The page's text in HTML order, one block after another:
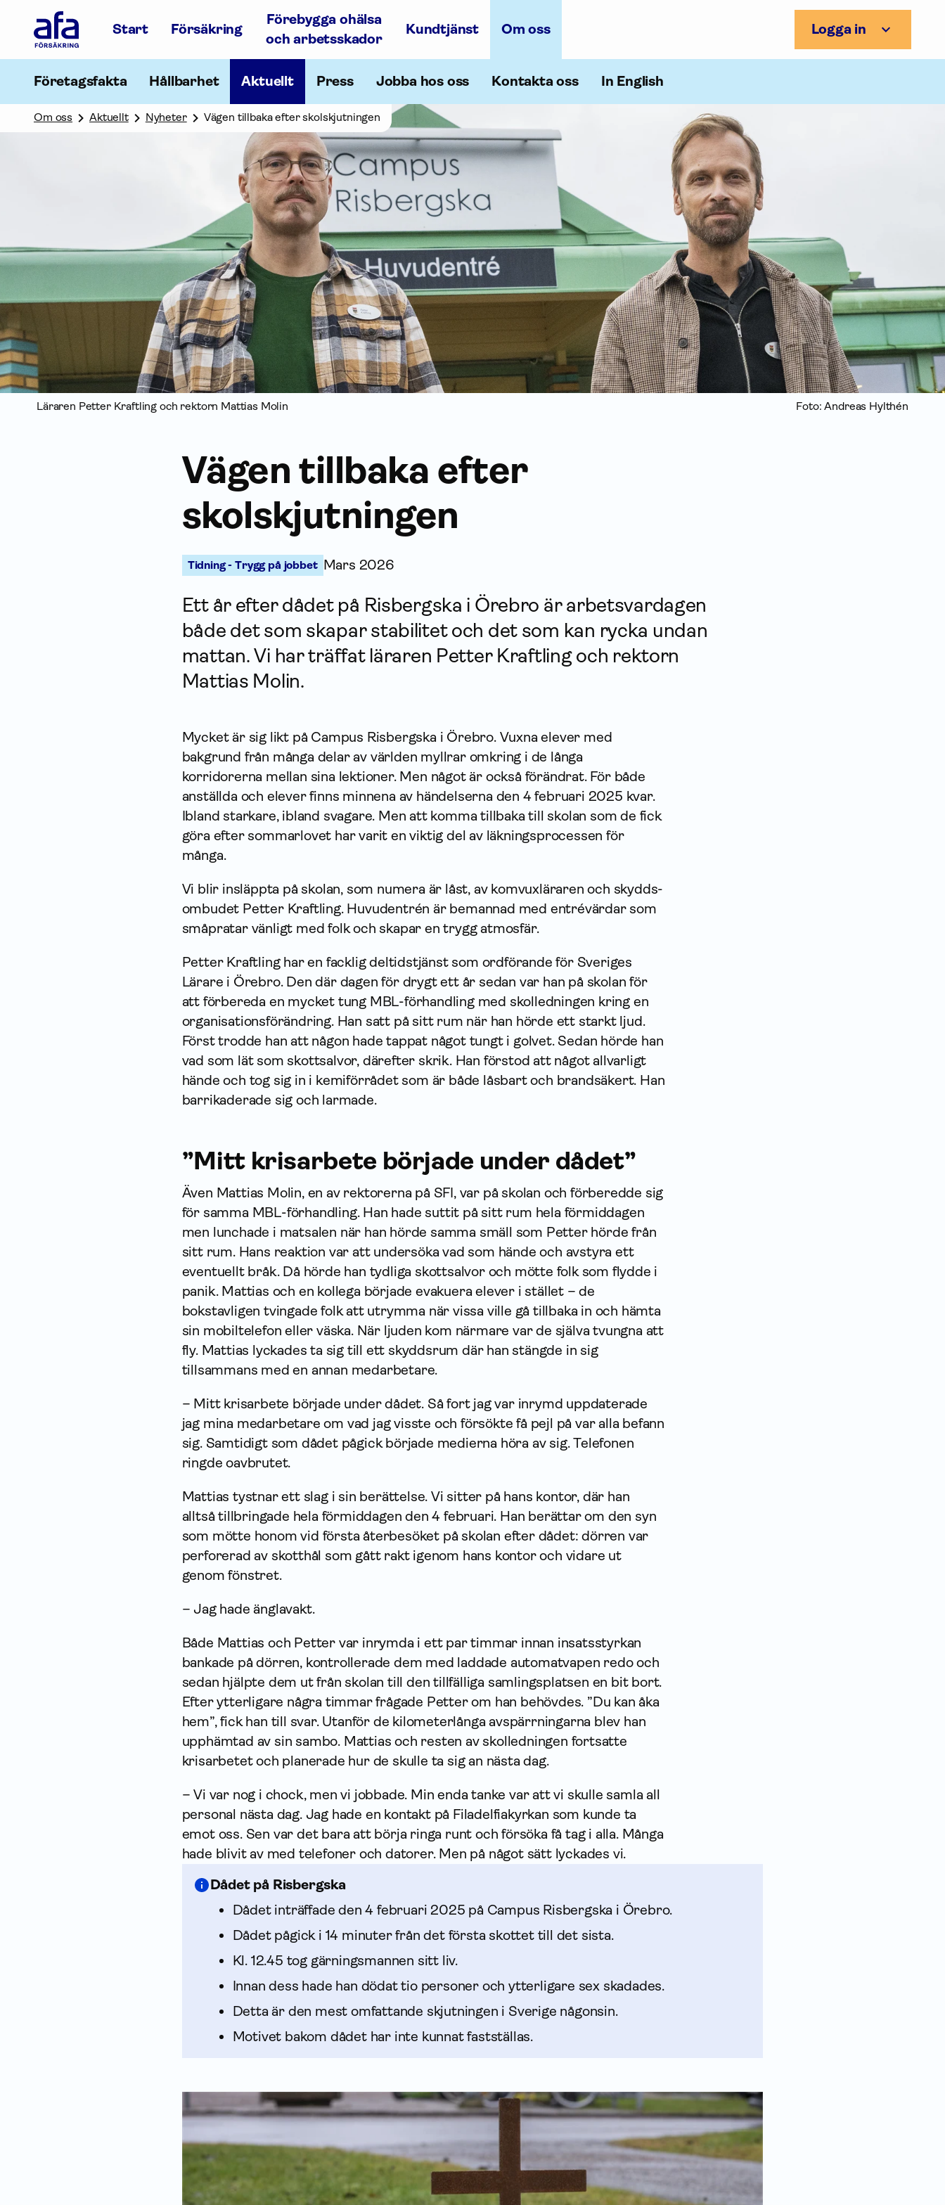
Försäkring
Gå
startsidan
Start Försäkring
Förebygga ohälsa
och arbetsskador
Kundtjänst Om oss Logga in
Företagsfakta Hållbarhet Aktuellt Press Jobba hos oss Kontakta oss In English
Om oss Aktuellt Nyheter Vägen tillbaka efter skolskjutningen
Läraren Petter Kraftling och rektorn Mattias Molin Foto: Andreas Hylthén
Vägen tillbaka efter
skolskjutningen
Tidning - Trygg på jobbet Mars 2026
Ett år efter dådet på Risbergska i Örebro är arbetsvardagen
både det som skapar stabilitet och det som kan rycka undan
mattan. Vi har träffat läraren Petter Kraftling och rektorn
Mattias Molin.
Mycket är sig likt på Campus Risbergska i Örebro. Vuxna elever med
bakgrund från många delar av världen myllrar omkring i de långa
korridorerna mellan sina lektioner. Men något är också förändrat. För både
anställda och elever finns minnena av händelserna den 4 februari 2025 kvar.
Ibland starkare, ibland svagare. Men att komma tillbaka till skolan som de fick
göra efter sommarlovet har varit en viktig del av läkningsprocessen för
många.
Vi blir insläppta på skolan, som numera är låst, av komvuxläraren och skydds­
ombudet Petter Kraftling. Huvudentrén är bemannad med entrévärdar som
småpratar vänligt med folk och skapar en trygg atmosfär.
Petter Kraftling har en facklig deltidstjänst som ordförande för Sveriges
Lärare i Örebro. Den där dagen för drygt ett år sedan var han på skolan för
att förbereda en mycket tung MBL-för­handling med skolledningen kring en
organisationsförändring. Han satt på sitt rum när han hörde ett starkt ljud.
Först trodde han att någon hade tappat något tungt i golvet. Sedan hörde han
vad som lät som skottsalvor, därefter skrik. Han förstod att något allvarligt
hände och tog sig in i kemiförrådet som är både låsbart och brandsäkert. Han
barrikaderade sig och larmade.
”Mitt krisarbete började under dådet”
Även Mattias Molin, en av rektorerna på SFI, var på skolan och förberedde sig
för samma MBL-för­handling. Han hade suttit på sitt rum hela förmiddagen
men lunchade i matsalen när han hörde samma smäll som Petter hörde från
sitt rum. Hans reaktion var att undersöka vad som hände och avstyra ett
eventuellt bråk. Då hörde han tydliga skottsalvor och mötte folk som flydde i
panik. Mattias och en kollega började evakuera elever i stället – de
bokstavligen tvingade folk att utrymma när vissa ville gå tillbaka in och hämta
sin mobiltelefon eller väska. När ljuden kom närmare var de själva tvungna att
fly. Mattias lyckades ta sig till ett skyddsrum där han stängde in sig
tillsammans med en annan medarbetare.
– Mitt krisarbete började under dådet. Så fort jag var inrymd uppdaterade
jag mina medarbetare om vad jag visste och försökte få pejl på var alla befann
sig. Samtidigt som dådet pågick började medierna höra av sig. Telefonen
ringde oavbrutet.
Mattias tystnar ett slag i sin berättelse. Vi sitter på hans kontor, där han
alltså tillbringade hela förmiddagen den 4 februari. Han berättar om den syn
som mötte honom vid första återbesöket på skolan efter dådet: dörren var
perforerad av skotthål som gått rakt igenom hans kontor och vidare ut
genom fönstret.
– Jag hade änglavakt.
Både Mattias och Petter var inrymda i ett par timmar innan insatsstyrkan
bankade på dörren, kontrollerade dem med laddade automatvapen redo och
sedan hjälpte dem ut från skolan till den tillfälliga samlingsplatsen en bit bort.
Efter ytterligare några timmar frågade Petter om han behövdes. ”Du kan åka
hem”, fick han till svar. Utanför de kilometerlånga avspärrningarna blev han
upphämtad av sin sambo. Mattias och resten av skolledningen fortsatte
krisarbetet och planerade hur de skulle ta sig an nästa dag.
– Vi var nog i chock, men vi jobbade. Min enda tanke var att vi skulle samla all
personal nästa dag. Jag hade en kontakt på Filadelfiakyrkan som kunde ta
emot oss. Sen var det bara att börja ringa runt och försöka få tag i alla. Många
hade blivit av med telefoner och datorer. Men på något sätt lyckades vi.
Dådet på Risbergska
Dådet inträffade den 4 februari 2025 på Campus Risbergska i Örebro.
Dådet pågick i 14 minuter från det första skottet till det sista.
Kl. 12.45 tog gärningsmannen sitt liv.
Innan dess hade han dödat tio personer och ytterligare sex skadades.
Detta är den mest omfattande skjutningen i Sverige någonsin.
Motivet bakom dådet har inte kunnat fastställas.